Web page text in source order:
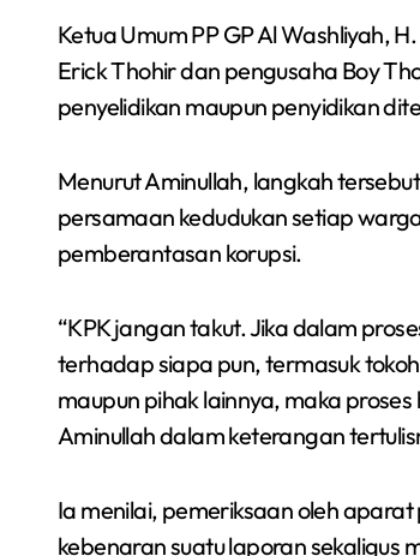
Ketua Umum PP GP Al Washliyah,
Erick Thohir dan pengusaha Boy
penyelidikan maupun penyidikan
Menurut Aminullah, langkah
persamaan kedudukan setiap
pemberantasan korupsi.
“KPK jangan takut. Jika dalam
terhadap siapa pun, termasuk
maupun pihak lainnya, maka
Aminullah dalam keterangan
Ia menilai, pemeriksaan oleh
kebenaran suatu laporan sekaligus
Ride Rutin di